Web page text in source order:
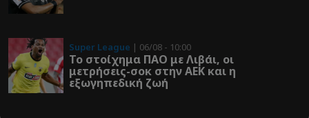
Super League | 06/08 - 10:00
Το στοίχημα ΠΑΟ με Λιβάι, οι
μετρήσεις-σοκ στην ΑΕΚ και η
εξωγηπεδική ζωή